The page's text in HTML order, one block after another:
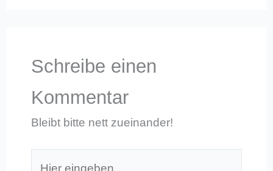
Schreibe einen
Kommentar
Bleibt bitte nett zueinander!